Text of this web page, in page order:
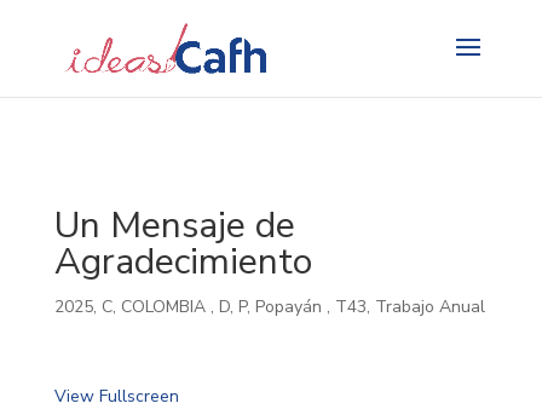
Un Mensaje de
Agradecimiento
2025, C, COLOMBIA , D, P, Popayán , T43, Trabajo Anual
View Fullscreen